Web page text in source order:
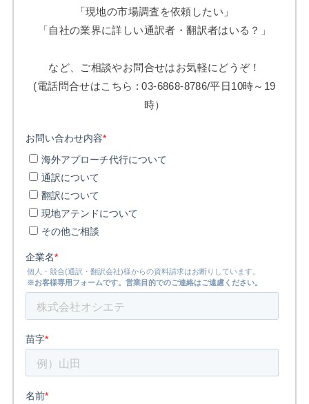
「現地の市場調査を依頼したい」
「自社の業界に詳しい通訳者・翻訳者はいる？」
など、ご相談やお問合せはお気軽にどうぞ！
(電話問合せはこちら : 03-6868-8786/平日10時～19
時）